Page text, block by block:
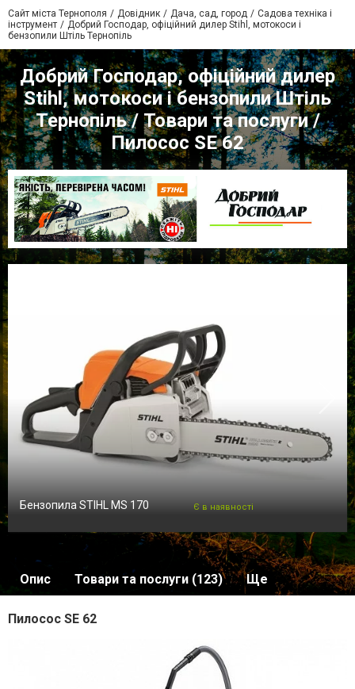
Сайт міста Тернополя Довідник Дача, сад, город
Садова техніка і
інструмент
Добрий Господар, офіційний дилер Stihl, мотокоси і
бензопили Штіль Тернопіль
Добрий Господар, офіційний дилер
Stihl, мотокоси і бензопили Штіль
Тернопіль / Товари та послуги /
Пилосос SE 62
Бензопила STIHL MS 170 Є в наявності
Опис Товари та послуги (123) Ще
Пилосос SE 62